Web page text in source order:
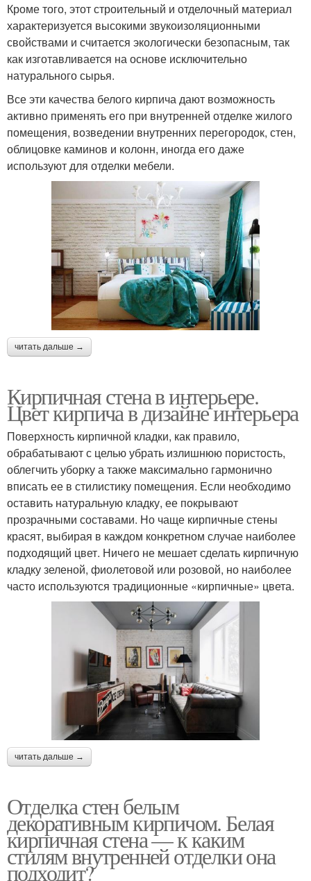
Кроме того, этот строительный и отделочный материал
характеризуется высокими звукоизоляционными
свойствами и считается экологически безопасным, так
как изготавливается на основе исключительно
натурального сырья.
Все эти качества белого кирпича дают возможность
активно применять его при внутренней отделке жилого
помещения, возведении внутренних перегородок, стен,
облицовке каминов и колонн, иногда его даже
используют для отделки мебели.
читать дальше →
Кирпичная стена в интерьере.
Цвет кирпича в дизайне интерьера
Поверхность кирпичной кладки, как правило,
обрабатывают с целью убрать излишнюю пористость,
облегчить уборку а также максимально гармонично
вписать ее в стилистику помещения. Если необходимо
оставить натуральную кладку, ее покрывают
прозрачными составами. Но чаще кирпичные стены
красят, выбирая в каждом конкретном случае наиболее
подходящий цвет. Ничего не мешает сделать кирпичную
кладку зеленой, фиолетовой или розовой, но наиболее
часто используются традиционные «кирпичные» цвета.
читать дальше →
Отделка стен белым
декоративным кирпичом. Белая
кирпичная стена — к каким
стилям внутренней отделки она
подходит?